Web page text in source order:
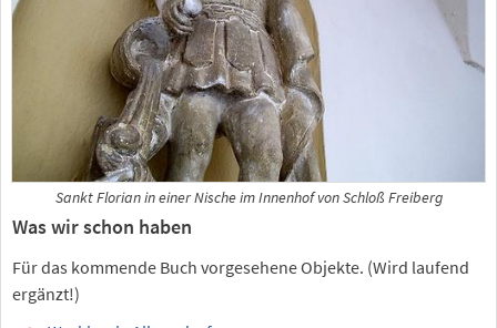
Sankt Florian in einer Nische im Innenhof von Schloß Freiberg
Was wir schon haben
Für das kommende Buch vorgesehene Objekte. (Wird laufend
ergänzt!)